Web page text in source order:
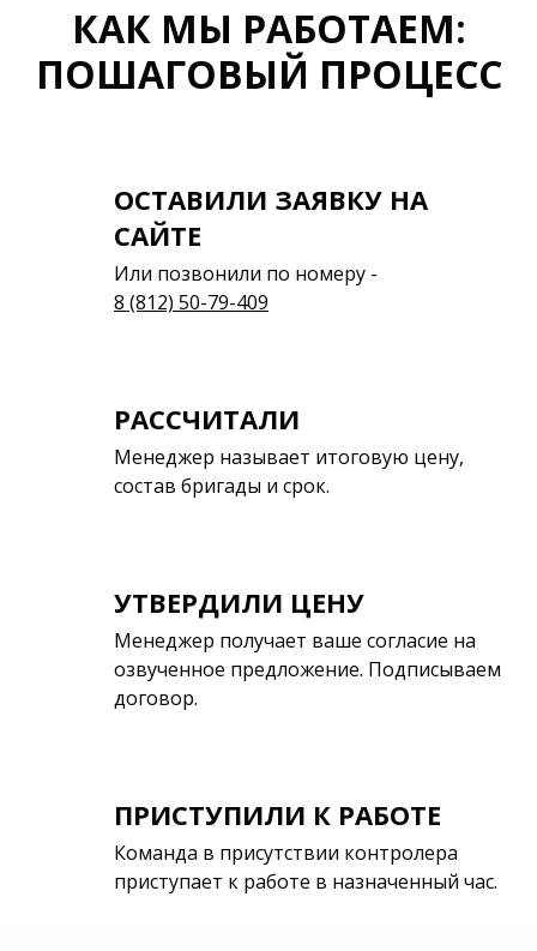
КАК МЫ РАБОТАЕМ:
ПОШАГОВЫЙ ПРОЦЕСС
ОСТАВИЛИ ЗАЯВКУ НА
САЙТЕ
Или позвонили по номеру -
8 (812) 50-79-409
РАССЧИТАЛИ
Менеджер называет итоговую цену,
состав бригады и срок.
УТВЕРДИЛИ ЦЕНУ
Менеджер получает ваше согласие на
озвученное предложение. Подписываем
договор.
ПРИСТУПИЛИ К РАБОТЕ
Команда в присутствии контролера
приступает к работе в назначенный час.